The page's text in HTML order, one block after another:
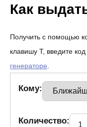
Как
Получить с помощью
клавишу T, введите
генераторе.
Кому:
Количество: